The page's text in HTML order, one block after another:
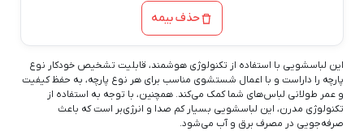
حذف بیمه
این لباسشویی با استفاده از تکنولوژی هوشمند، قابلیت تشخیص خودکار نوع
پارچه را داراست و با اعمال شستشوی مناسب برای هر نوع پارچه، به حفظ کیفیت
و عمر طولانی لباس‌های شما کمک می‌کند. همچنین، با توجه به استفاده از
تکنولوژی مدرن، این لباسشویی بسیار کم صدا و انرژی‌بر است که باعث
صرفه‌جویی در مصرف برق و آب می‌شود.